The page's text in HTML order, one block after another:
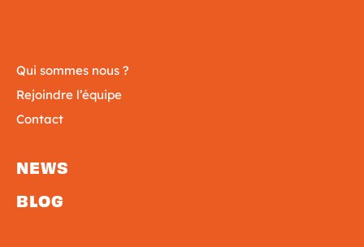
Qui sommes nous ?
Rejoindre l’équipe
Contact
NEWS
BLOG